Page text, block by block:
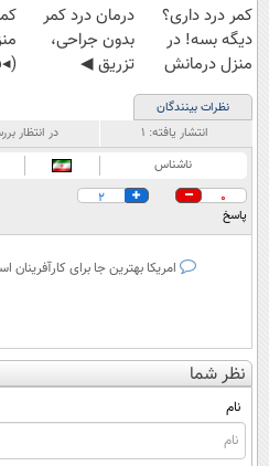
کمر درد داری؟
دیگه بسه! در
منزل درمانش
کن
(◀پرسش‌نامه)
درمان درد کمر
بدون جراحی،
تزریق ◀
نظرات بینندگان
انتشار یافته: ۱ در انتظار
ناشناس
0
2
پاسخ
امریکا بهترین جا برای کارآفرینان
نظر شما
نام